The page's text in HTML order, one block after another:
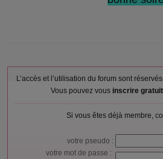
L’accès et l’utilisation du forum sont
Vous pouvez vous inscrire
Si vous êtes déjà membre,
votre pseudo :
votre mot de passe :